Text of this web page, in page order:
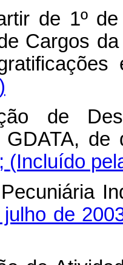
de 1º
Cargos
de
GDATA,
(Incluído
julho de